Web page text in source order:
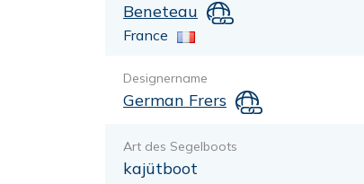
Beneteau
France
Designername
German Frers
Art des Segelboots
kajütboot